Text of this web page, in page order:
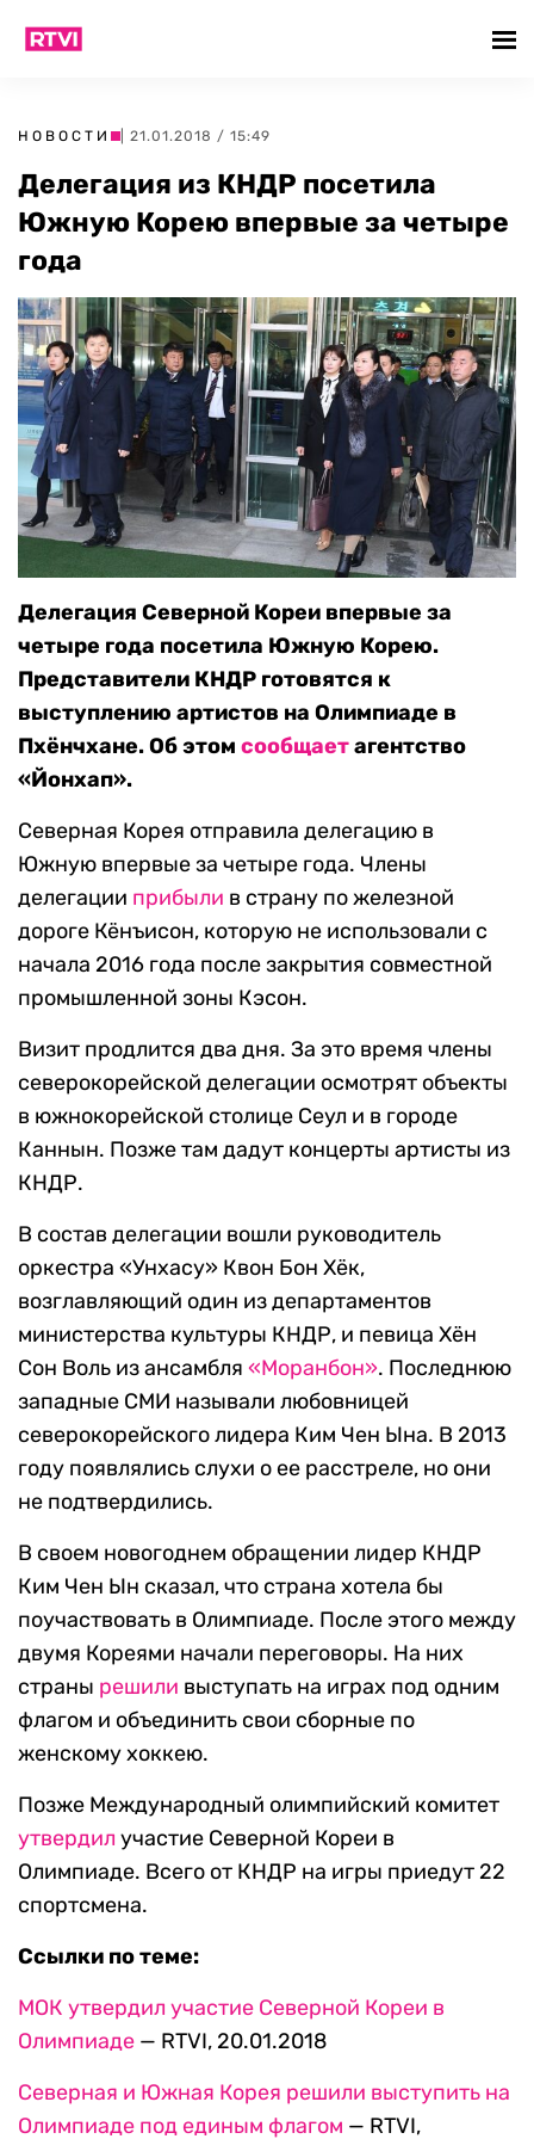
НОВОСТИ | 21.01.2018 / 15:49
Делегация из КНДР посетила
Южную Корею впервые за четыре
года
Делегация Северной Кореи впервые за
четыре года посетила Южную Корею.
Представители КНДР готовятся к
выступлению артистов на Олимпиаде в
Пхёнчхане. Об этом сообщаетагентство
«Йонхап».
Северная Корея отправила делегацию в
Южную впервые за четыре года. Члены
делегации прибыли в страну по железной
дороге Кёнъисон, которую не использовали с
начала 2016 года после закрытия совместной
промышленной зоны Кэсон.
Визит продлится два дня. За это время члены
северокорейской делегации осмотрят объекты
в южнокорейской столице Сеул и в городе
Каннын. Позже там дадут концерты артисты из
КНДР.
В состав делегации вошли руководитель
оркестра «Унхасу» Квон Бон Хёк,
возглавляющий один из департаментов
министерства культуры КНДР, и певица Хён
Сон Воль из ансамбля «Моранбон». Последнюю
западные СМИ называли любовницей
северокорейского лидера Ким Чен Ына. В 2013
году появлялись слухи о ее расстреле, но они
не подтвердились.
В своем новогоднем обращении лидер КНДР
Ким Чен Ын сказал, что страна хотела бы
поучаствовать в Олимпиаде. После этого между
двумя Кореями начали переговоры. На них
страны решили выступать на играх под одним
флагом и объединить свои сборные по
женскому хоккею.
Позже Международный олимпийский комитет
утвердил участие Северной Кореи в
Олимпиаде. Всего от КНДР на игры приедут 22
спортсмена.
Ссылки по теме:
МОК утвердил участие Северной Кореи в
Олимпиаде — RTVI, 20.01.2018
Северная и Южная Корея решили выступить на
Олимпиаде под единым флагом — RTVI,